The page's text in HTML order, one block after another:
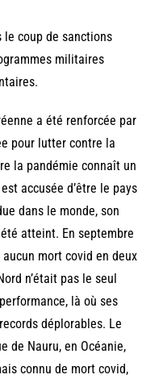
le coup de sanctions
militaires
a été renforcée par
pour lutter contre la
la pandémie connaît un
accusée d’être le pays
dans le monde, son
atteint. En septembre
mort covid en deux
n’était pas le seul
là où ses
déplorables. Le
de Nauru, en Océanie,
connu de mort covid,